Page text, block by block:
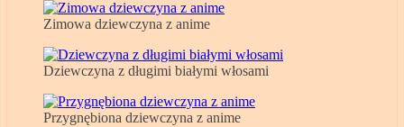
Zimowa dziewczyna z anime
Dziewczyna z długimi białymi włosami
Przygnębiona dziewczyna z anime